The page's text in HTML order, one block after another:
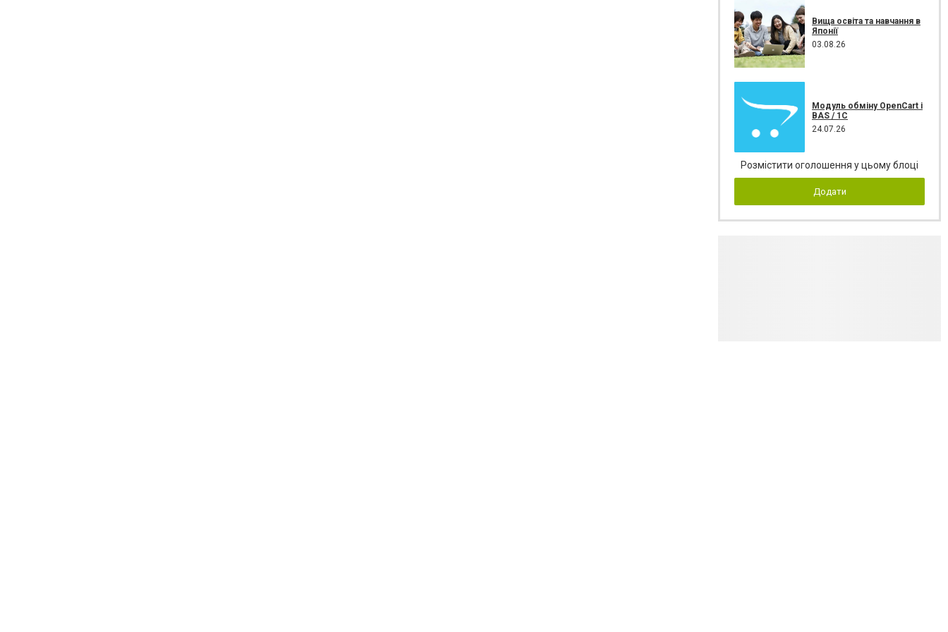
Вища освіта та навчання в
Японії
03.08.26
Модуль обміну OpenCart і
BAS / 1С
24.07.26
Розмістити оголошення у цьому блоці
Додати